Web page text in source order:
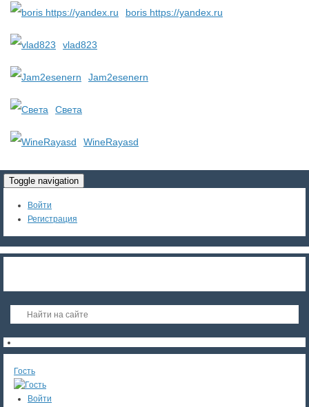
boris https://yandex.ru
vlad823
Jam2esenern
Света
WineRayasd
Toggle navigation
Войти
Регистрация
Гость
Войти